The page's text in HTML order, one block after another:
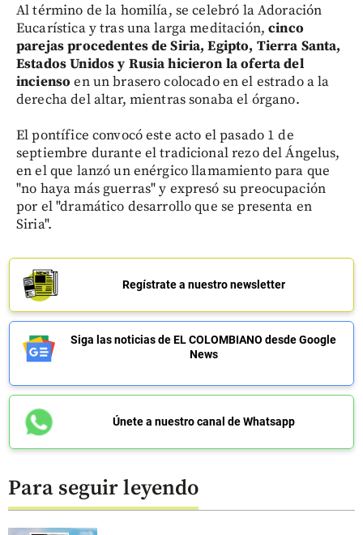
Al término de la homilía, se celebró la Adoración
Eucarística y tras una larga meditación,cinco
parejas procedentes de Siria, Egipto, Tierra Santa,
Estados Unidos y Rusia hicieron la oferta del
incienso en un brasero colocado en el estrado a la
derecha del altar, mientras sonaba el órgano.
El pontífice convocó este acto el pasado 1 de
septiembre durante el tradicional rezo del Ángelus,
en el que lanzó un enérgico llamamiento para que
"no haya más guerras" y expresó su preocupación
por el "dramático desarrollo que se presenta en
Siria".
Regístrate a nuestro newsletter
Siga las noticias de EL COLOMBIANO desde Google
News
Únete a nuestro canal de Whatsapp
Para seguir leyendo